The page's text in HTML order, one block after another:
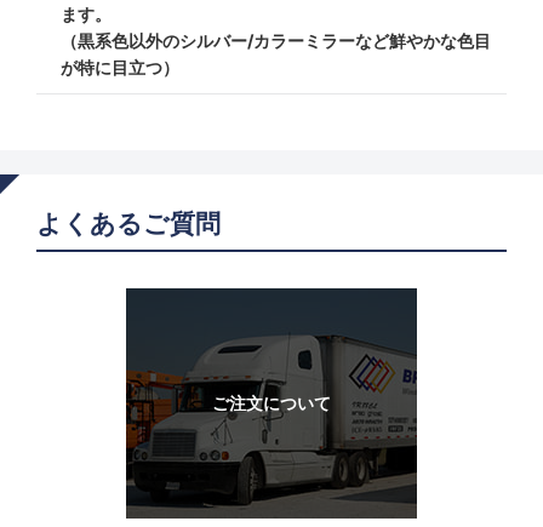
ます。
（黒系色以外のシルバー/カラーミラーなど鮮やかな色目
が特に目立つ）
よくあるご質問